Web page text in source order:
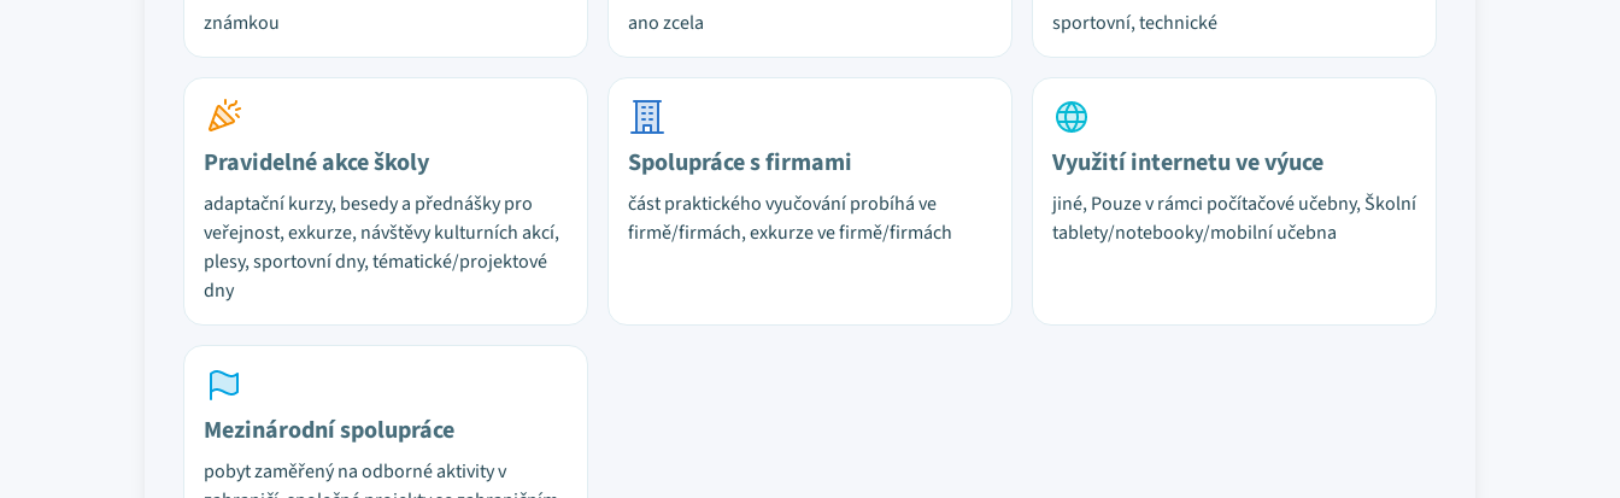
známkou ano zcela sportovní, technické
Pravidelné akce školy
adaptační kurzy, besedy a přednášky pro
veřejnost, exkurze, návštěvy kulturních akcí,
plesy, sportovní dny, tématické/projektové
dny
Spolupráce s firmami
část praktického vyučování probíhá ve
firmě/firmách, exkurze ve firmě/firmách
Využití internetu ve výuce
jiné, Pouze v rámci počítačové učebny, Školní
tablety/notebooky/mobilní učebna
Mezinárodní spolupráce
pobyt zaměřený na odborné aktivity v